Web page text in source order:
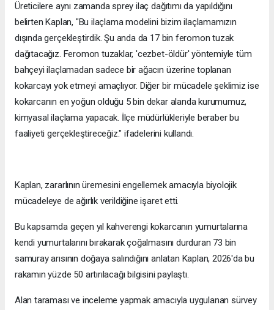
Üreticilere aynı zamanda sprey ilaç dağıtımı da yapıldığını
belirten Kaplan, "Bu ilaçlama modelini bizim ilaçlamamızın
dışında gerçekleştirdik. Şu anda da 17 bin feromon tuzak
dağıtacağız. Feromon tuzaklar, 'cezbet-öldür' yöntemiyle tüm
bahçeyi ilaçlamadan sadece bir ağacın üzerine toplanan
kokarcayı yok etmeyi amaçlıyor. Diğer bir mücadele şeklimiz ise
kokarcanın en yoğun olduğu 5 bin dekar alanda kurumumuz,
kimyasal ilaçlama yapacak. İlçe müdürlükleriyle beraber bu
faaliyeti gerçekleştireceğiz." ifadelerini kullandı.
Kaplan, zararlının üremesini engellemek amacıyla biyolojik
mücadeleye de ağırlık verildiğine işaret etti.
Bu kapsamda geçen yıl kahverengi kokarcanın yumurtalarına
kendi yumurtalarını bırakarak çoğalmasını durduran 73 bin
samuray arısının doğaya salındığını anlatan Kaplan, 2026'da bu
rakamın yüzde 50 artırılacağı bilgisini paylaştı.
Alan taraması ve inceleme yapmak amacıyla uygulanan sürvey